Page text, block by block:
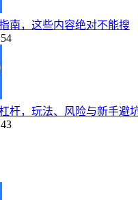
南，这些内容绝对不能搜
杆，玩法、风险与新手避